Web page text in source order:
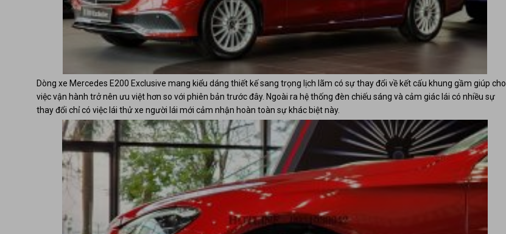
Dòng xe Mercedes E200 Exclusive mang kiểu dáng thiết kế sang trọng lịch lãm có sự thay đổi về kết cấu khung gầm giúp cho
việc vận hành trở nên ưu việt hơn so với phiên bản trước đây. Ngoài ra hệ thống đèn chiếu sáng và cảm giác lái có nhiều sự
thay đổi chỉ có việc lái thử xe người lái mới cảm nhận hoàn toàn sự khác biệt này.